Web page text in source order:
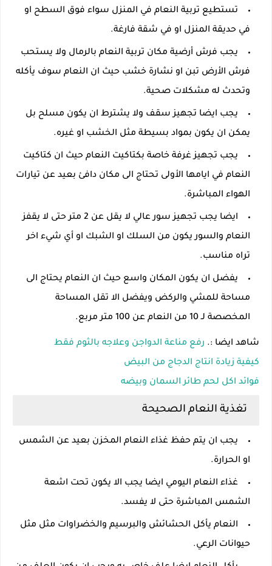
تستطيع تربية النعام في المنزل سواء فوق السطح او
في حديقة المنزل او في شقة فارغة.
يجب فرش أرضية مكان تربية النعام بالرمال ولا يستحب
فرش الأرض تبن او نشارة خشب حيث ان النعام سوف يأكله
وتحدث له مشكلات صحية.
يجب ايضا تجهيز سقف ولا يشترط ان يكون مسلح بل
يمكن ان يكون بمواد بسيطة مثل الخشب او غيره.
يجب تجهيز غرفة خاصة بكتاكيت النعام حيث ان كتاكيت
النعام في ايامها الأولى تحتاج الى مكان دافئ بعيد عن تيارات
الهواء المباشرة.
ايضا يجب تجهيز سور عالي لا يقل عن 2 متر حتى لا يقفز
النعام والسور يكون من السلك او الشبك او أي شيء اخر
تراه مناسب.
يفضل ان يكون المكان واسع حيث ان النعام يحتاج الى
مساحة للمشي والركض ويفضل الا تقل المساحة
المخصصة لـ 10 من النعام عن 100 متر مربع.
شاهد ايضا :. رفع مناعة الدواجن وعلاجه بالثوم فقط
كيفية زيادة انتاج الدجاج من البيض
فوائد اكل لحم طائر السمان وبيضه
تغذية النعام الصحيحة
يجب ان يتم حفظ غذاء النعام المخزن بعيد عن الشمس
او الحرارة.
غذاء النعام اليومي ايضا يجب الا يكون تحت اشعة
الشمس المباشرة حتى لا يفسد.
النعام يأكل الحشائش والبرسيم والخضراوات مثل مثل
حيوانات الرعي.